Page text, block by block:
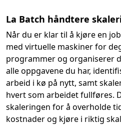
La Batch håndtere
Når du er klar til å kjøre en
med virtuelle maskiner for
programmer og organiserer
alle oppgavene du har,
arbeid i kø på nytt, samt
hvert som arbeidet fullføres.
skaleringen for å overholde
kostnader og kjøre i riktig